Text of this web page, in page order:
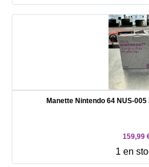
Manette Nintendo 64 NUS-
159,99
1 en